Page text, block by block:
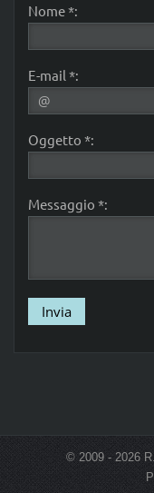
Nome *:
E-mail *:
Oggetto *:
Messaggio *:
© 2009 - 2026